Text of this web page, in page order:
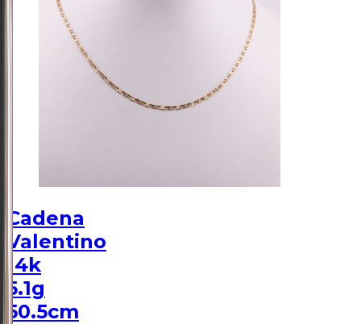
Cadena
Valentino
14k
5.1g
50.5cm